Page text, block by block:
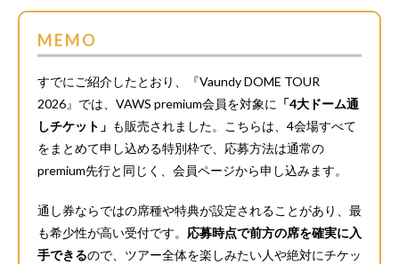
MEMO
すでにご紹介したとおり、『Vaundy DOME TOUR
2026』では、VAWS premium会員を対象に 「4大ドーム通
しチケット」 も販売されました。こちらは、4会場すべて
をまとめて申し込める特別枠で、応募方法は通常の
premium先行と同じく、会員ページから申し込みます。
通し券ならではの席種や特典が設定されることがあり、最
も希少性が高い受付です。 応募時点で前方の席を確実に入
手できるので、ツアー全体を楽しみたい人や絶対にチケッ